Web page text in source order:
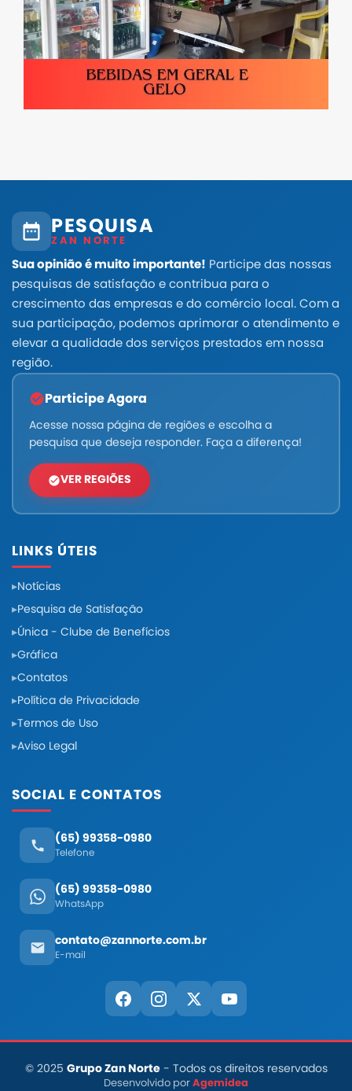
PESQUISA
ZAN NORTE
Sua opinião é muito importante! Participe das nossas
pesquisas de satisfação e contribua para o
crescimento das empresas e do comércio local. Com a
sua participação, podemos aprimorar o atendimento e
elevar a qualidade dos serviços prestados em nossa
região.
Participe Agora
Acesse nossa página de regiões e escolha a
pesquisa que deseja responder. Faça a diferença!
VER REGIÕES
LINKS ÚTEIS
Notícias
Pesquisa de Satisfação
Única - Clube de Benefícios
Gráfica
Contatos
Política de Privacidade
Termos de Uso
Aviso Legal
SOCIAL E CONTATOS
(65) 99358-0980
Telefone
(65) 99358-0980
WhatsApp
contato@zannorte.com.br
E-mail
© 2025 Grupo Zan Norte- Todos os direitos reservados
Desenvolvido por Agemidea